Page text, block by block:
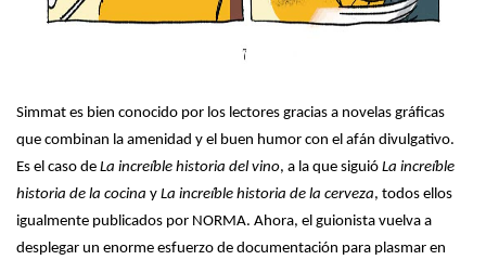
Simmat es bien conocido por los lectores gracias a novelas gráficas
que combinan la amenidad y el buen humor con el afán divulgativo.
Es el caso de La increíble historia del vino, a la que siguió La increíble
historia de la cocina y La increíble historia de la cerveza, todos ellos
igualmente publicados por NORMA. Ahora, el guionista vuelva a
desplegar un enorme esfuerzo de documentación para plasmar en